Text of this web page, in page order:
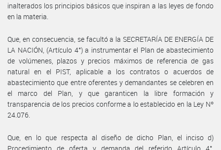
inalterados los principios básicos que inspiran a las leyes de fondo
en la materia.
Que, en consecuencia, se facultó a la SECRETARÍA DE ENERGÍA DE
LA NACIÓN, (Artículo 4°) a instrumentar el Plan de abastecimiento
de volúmenes, plazos y precios máximos de referencia de gas
natural en el PIST, aplicable a los contratos o acuerdos de
abastecimiento que entre oferentes y demandantes se celebren en
el marco del Plan, y que garanticen la libre formación y
transparencia de los precios conforme a lo establecido en la Ley Nº
24.076.
Que, en lo que respecta al diseño de dicho Plan, el inciso d)
Procedimiento de oferta y demanda del referido Artículo 4°,